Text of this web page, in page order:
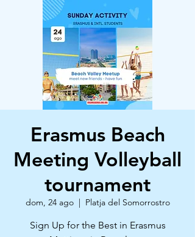
Erasmus Beach
Meeting Volleyball
tournament
dom, 24 ago
  |
Platja del Somorrostro
Sign Up for the Best in Erasmus